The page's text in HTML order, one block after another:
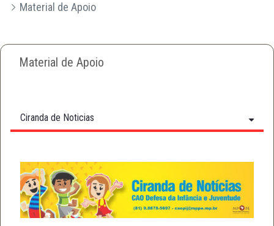
Material de Apoio
Material de Apoio
Ciranda de Noticias